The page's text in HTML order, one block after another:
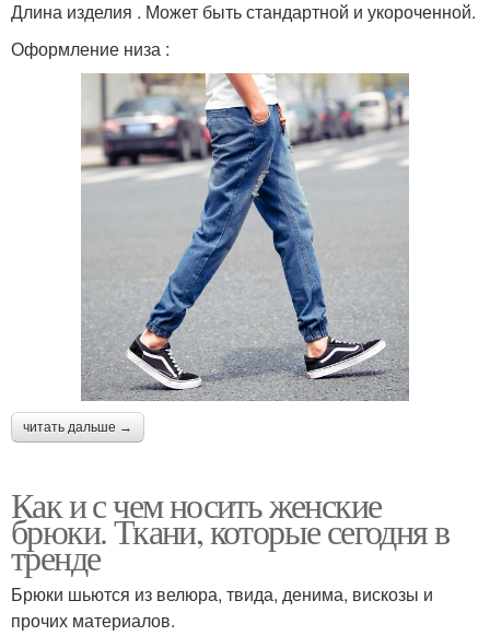
Длина изделия . Может быть стандартной и укороченной.
Оформление низа :
читать дальше →
Как и с чем носить женские
брюки. Ткани, которые сегодня в
тренде
Брюки шьются из велюра, твида, денима, вискозы и
прочих материалов.